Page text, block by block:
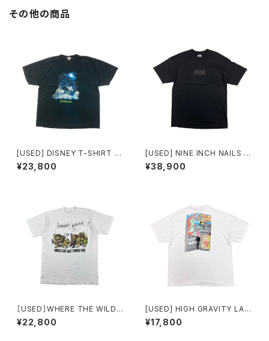
その他の商品
[USED] DISNEY T-SHIRT th
e Haunted Mansion
¥23,800
[USED] NINE INCH NAILS T
-SHIRT
¥38,900
［USED］WHERE THE WILD
THINGS ARE T-SHIRT
¥22,800
[USED] HIGH GRAVITY LAG
ER T-SHIRT kozik design
¥17,800